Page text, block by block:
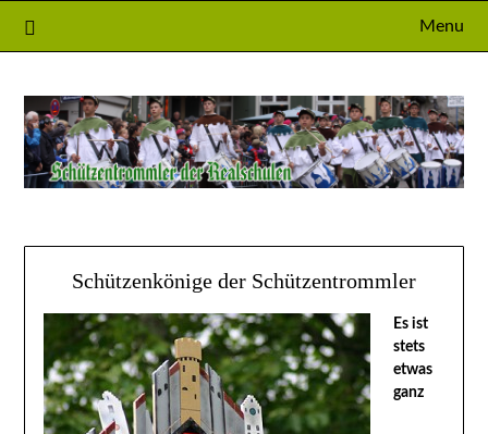
Menu
Schützenkönige der Schützentrommler
Es ist
stets
etwas
ganz